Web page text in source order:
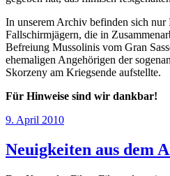
In unserem Archiv befinden sich
Fallschirmjägern, die in
Befreiung Mussolinis vom Gran
ehemaligen Angehörigen der
Skorzeny am Kriegsende aufstellte.
Für Hinweise sind wir dankbar!
Veröffentlicht
9. April 2010
Neuigkeiten aus dem